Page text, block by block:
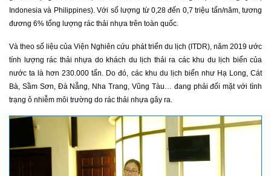
Indonesia và Philippines). Với số lượng từ 0,28 đến 0,7 triệu tấn/năm, tương
đương 6% tổng lượng rác thải nhựa trên toàn quốc.
Và theo số liệu của Viện Nghiên cứu phát triển du lịch (ITDR), năm 2019 ước
tính lượng rác thải nhựa do khách du lịch thải ra các khu du lịch biển của
nước ta là hơn 230.000 tấn. Do đó, các khu du lịch biển như Hạ Long, Cát
Bà, Sầm Sơn, Đà Nẵng, Nha Trang, Vũng Tàu… đang phải đối mặt với tình
trạng ô nhiễm môi trường do rác thải nhựa gây ra.